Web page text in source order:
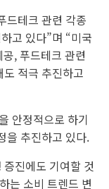
드테크 관련 각종
고 있다”며 “미국
, 푸드테크 관련
적극 추진하고
안정적으로 하기
을 추진하고 있다.
진에도 기여할 것
는 소비 트렌드 변